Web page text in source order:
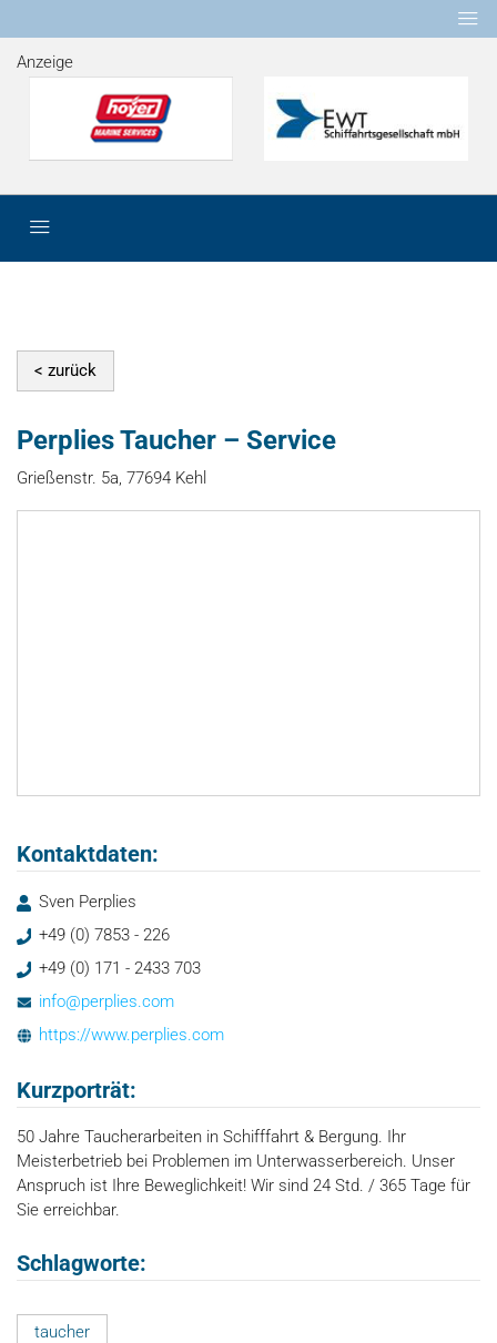
Anzeige
Perplies Taucher – Service
Grießenstr. 5a, 77694 Kehl
Kontaktdaten:
Sven Perplies
+49 (0) 7853 - 226
+49 (0) 171 - 2433 703
info@perplies.com
https://www.perplies.com
Kurzporträt:
50 Jahre Taucherarbeiten in Schifffahrt & Bergung. Ihr
Meisterbetrieb bei Problemen im Unterwasserbereich. Unser
Anspruch ist Ihre Beweglichkeit! Wir sind 24 Std. / 365 Tage für
Sie erreichbar.
Schlagworte:
taucher